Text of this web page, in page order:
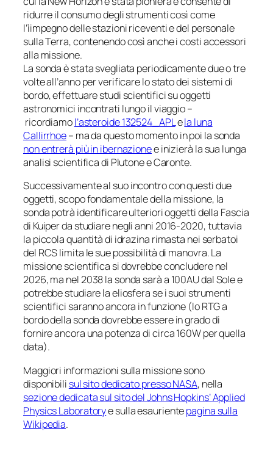
ridurre il consumo degli strumenti così come
l’ìimpegno delle stazioni riceventi e del personale
sulla Terra, contenendo così anche i costi accessori
alla missione.
La sonda è stata svegliata periodicamente due o tre
volte all’anno per verificare lo stato dei sistemi di
bordo, effettuare studi scientifici su oggetti
astronomici incontrati lungo il viaggio –
ricordiamol’asteroide 132524_APLela luna
Callirrhoe– ma da questo momento in poi la sonda
non entrerà più in ibernazionee inizierà la sua lunga
analisi scientifica di Plutone e Caronte.
Successivamente al suo incontro con questi due
oggetti, scopo fondamentale della missione, la
sonda potrà identificare ulteriori oggetti della Fascia
di Kuiperda studiare negli anni 2016-2020, tuttavia
la piccola quantità di idrazina rimasta nei serbatoi
del RCS limita le sue possibilità di manovra. La
missione scientifica si dovrebbe concludere nel
2026, ma nel 2038 la sonda sarà a 100AU dal Sole e
potrebbe studiare la eliosfera se i suoi strumenti
scientifici saranno ancora in funzione (lo RTG a
bordo della sonda dovrebbe essere in grado di
fornire ancora una potenza di circa 160W per quella
data).
Maggiori informazioni sulla missione sono
disponibili sul sito dedicato presso NASA, nella
sezione dedicata sul sito delJohns Hopkins’ Applied
Physics Laboratorye sulla esaurientepagina sulla
Wikipedia.